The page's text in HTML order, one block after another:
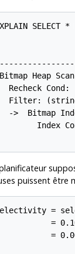
Bitmap Heap
Recheck Cond:
Filter:
->  Bitmap
Index
puissent être
=
=
=